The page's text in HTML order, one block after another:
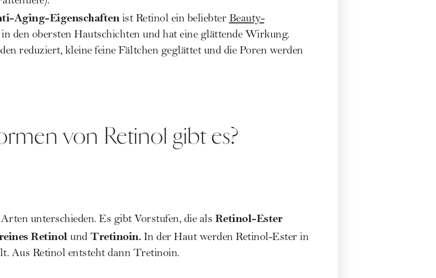
Aging-Eigenschaftenist Retinol ein beliebter Beauty-
den obersten Hautschichten und hat eine glättende Wirkung.
reduziert, kleine feine Fältchen geglättet und die Poren werden
von Retinol gibt es?
unterschieden. Es gibt Vorstufen, die als Retinol-Ester
Retinol und Tretinoin.In der Haut werden Retinol-Ester in
Aus Retinol entsteht dann Tretinoin.